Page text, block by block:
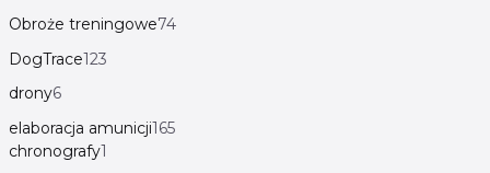
Obroże treningowe74
DogTrace123
drony6
elaboracja amunicji165
chronografy1